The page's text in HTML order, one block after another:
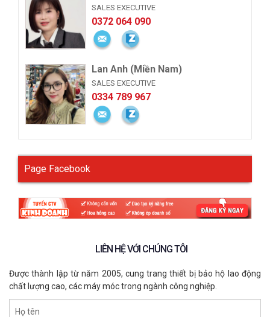
SALES EXECUTIVE
0372 064 090
Lan Anh (Miền Nam)
SALES EXECUTIVE
0334 789 967
Page Facebook
LIÊN HỆ VỚI CHÚNG TÔI
Được thành lập từ năm 2005, cung trang thiết bị bảo hộ lao động
chất lượng cao, các máy móc trong ngành công nghiệp.
Họ tên